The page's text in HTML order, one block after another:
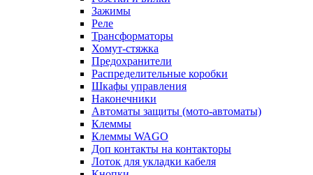
Зажимы
Реле
Трансформаторы
Хомут-стяжка
Предохранители
Распределительные коробки
Шкафы управления
Наконечники
Автоматы защиты (мото-автоматы)
Клеммы
Клеммы WAGO
Доп контакты на контакторы
Лоток для укладки кабеля